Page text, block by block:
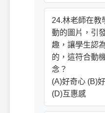
24.林老師在教
動的圖片，引
趣，讓學生認
的，這符合動
念？
(A)好奇心 (B)
(D)互惠感